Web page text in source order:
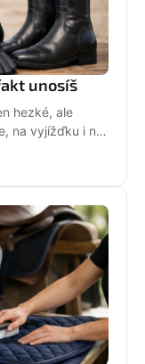
unosíš
hezké, ale
na vyjížďku i na